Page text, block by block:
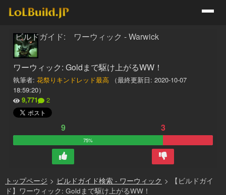
ビルドガイド: ワーウィック - Warwick
ワーウィック: Goldまで駆け上がるWW！
執筆者: 花祭りキンドレッド最高 （最終更新日: 2020-10-07
18:59:20）
9,771
2
9 3
75%
トップページ > ビルドガイド検索 - ワーウィック >
【ビルドガイ
ド】ワーウィック: Goldまで駆け上がるWW！